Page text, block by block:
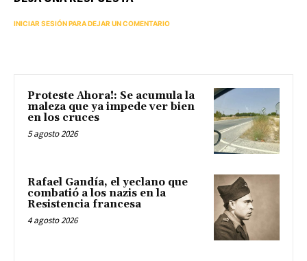
INICIAR SESIÓN PARA DEJAR UN COMENTARIO
Proteste Ahora!: Se acumula la
maleza que ya impede ver bien
en los cruces
5 agosto 2026
Rafael Gandía, el yeclano que
combatió a los nazis en la
Resistencia francesa
4 agosto 2026